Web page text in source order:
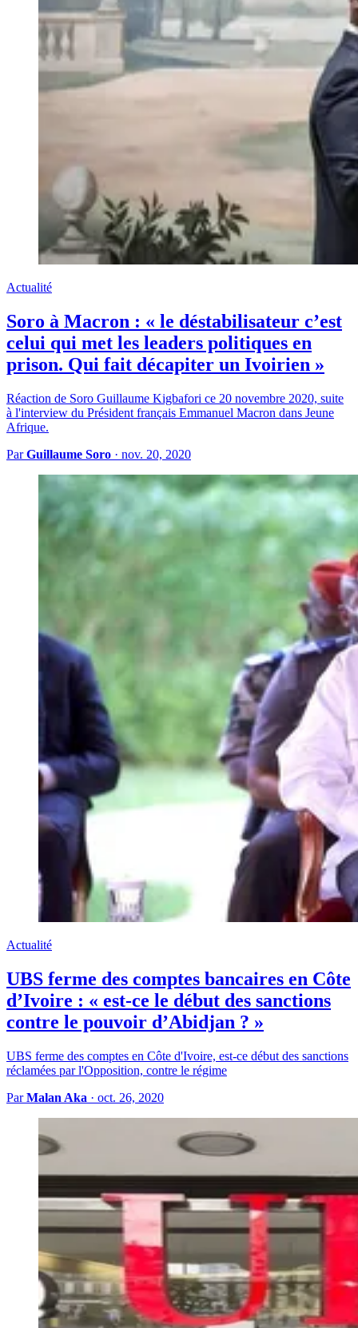
Actualité
Soro à Macron : « le déstabilisateur c’est
celui qui met les leaders politiques en
prison. Qui fait décapiter un Ivoirien »
Réaction de Soro Guillaume Kigbafori ce 20 novembre 2020, suite
à l'interview du Président français Emmanuel Macron dans Jeune
Afrique.
ParGuillaume Soro · nov. 20, 2020
Actualité
UBS ferme des comptes bancaires en Côte
d’Ivoire : « est-ce le début des sanctions
contre le pouvoir d’Abidjan ? »
UBS ferme des comptes en Côte d'Ivoire, est-ce début des sanctions
réclamées par l'Opposition, contre le régime
ParMalan Aka · oct. 26, 2020